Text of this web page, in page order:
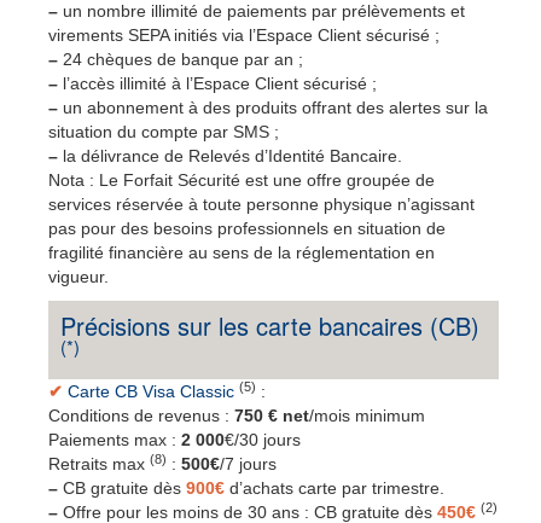
– un nombre illimité de paiements par prélèvements et
virements SEPA initiés via l’Espace Client sécurisé ;
– 24 chèques de banque par an ;
– l’accès illimité à l’Espace Client sécurisé ;
– un abonnement à des produits offrant des alertes sur la
situation du compte par SMS ;
– la délivrance de Relevés d’Identité Bancaire.
Nota : Le Forfait Sécurité est une offre groupée de
services réservée à toute personne physique n’agissant
pas pour des besoins professionnels en situation de
fragilité financière au sens de la réglementation en
vigueur.
Précisions sur les carte bancaires (CB)
(*)
✔ Carte CB Visa Classic (5) :
Conditions de revenus : 750 € net/mois minimum
Paiements max : 2 000€/30 jours
Retraits max (8) : 500€/7 jours
– CB gratuite dès 900€ d’achats carte par trimestre.
– Offre pour les moins de 30 ans : CB gratuite dès 450€ (2)